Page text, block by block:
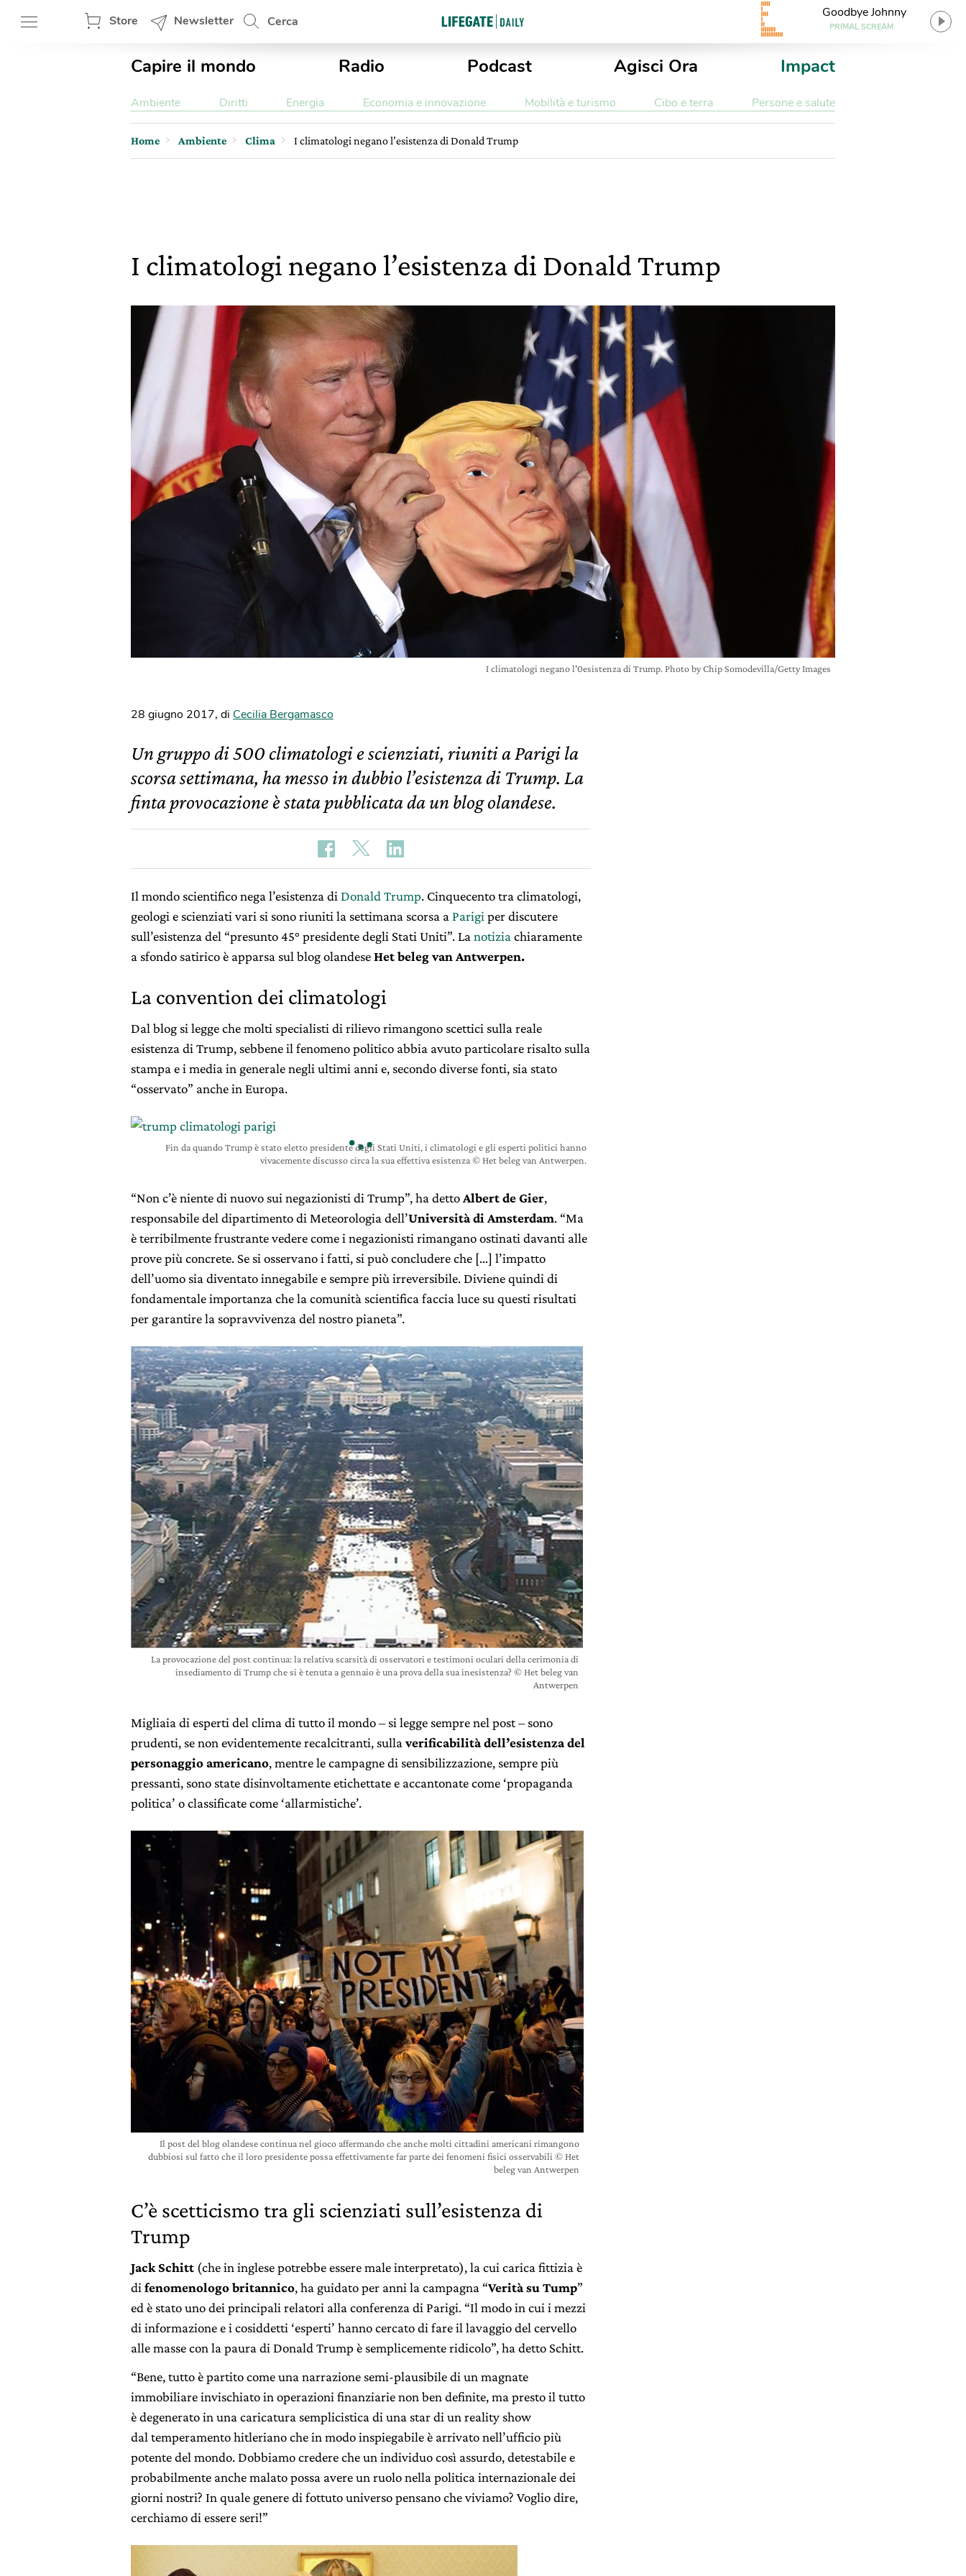
Store Newsletter Cerca
Goodbye Johnny
PRIMAL SCREAM
Capire il mondo Radio Podcast Agisci Ora Impact
Ambiente Diritti Energia Economia e innovazione Mobilità e turismo Cibo e terra Persone e salute
Home Ambiente Clima I climatologi negano l’esistenza di Donald Trump
I climatologi negano l’esistenza di Donald Trump
I climatologi negano l'0esistenza di Trump. Photo by Chip Somodevilla/Getty Images
28 giugno 2017, di Cecilia Bergamasco
Un gruppo di 500 climatologi e scienziati, riuniti a Parigi la
scorsa settimana, ha messo in dubbio l’esistenza di Trump. La
finta provocazione è stata pubblicata da un blog olandese.
Il mondo scientifico nega l’esistenza di Donald Trump. Cinquecento tra climatologi,
geologi e scienziati vari si sono riuniti la settimana scorsa a Parigi per discutere
sull’esistenza del “presunto 45° presidente degli Stati Uniti”. La notizia chiaramente
a sfondo satirico è apparsa sul blog olandeseHet beleg van Antwerpen.
La convention dei climatologi
Dal blog si legge che molti specialisti di rilievo rimangono scettici sulla reale
esistenza di Trump, sebbene il fenomeno politico abbia avuto particolare risalto sulla
stampa e i media in generale negli ultimi anni e, secondo diverse fonti, sia stato
“osservato” anche in Europa.
Fin da quando Trump è stato eletto presidente degli Stati Uniti, i climatologi e gli esperti politici hanno
vivacemente discusso circa la sua effettiva esistenza © Het beleg van Antwerpen.
“Non c’è niente di nuovo sui negazionisti di Trump”, ha dettoAlbert de Gier,
responsabile del dipartimento di Meteorologia dell’Università di Amsterdam. “Ma
è terribilmente frustrante vedere come i negazionisti rimangano ostinati davanti alle
prove più concrete. Se si osservano i fatti, si può concludere che […] l’impatto
dell’uomo sia diventato innegabile e sempre più irreversibile. Diviene quindi di
fondamentale importanza che la comunità scientifica faccia luce su questi risultati
per garantire la sopravvivenza del nostro pianeta”.
La provocazione del post continua: la relativa scarsità di osservatori e testimoni oculari della cerimonia di
insediamento di Trump che si è tenuta a gennaio è una prova della sua inesistenza? © Het beleg van
Antwerpen
Migliaia di esperti del clima di tutto il mondo – si legge sempre nel post – sono
prudenti, se non evidentemente recalcitranti, sulla verificabilità dell’esistenza del
personaggio americano, mentre le campagne di sensibilizzazione, sempre più
pressanti, sono state disinvoltamente etichettate e accantonate come ‘propaganda
politica’ o classificate come ‘allarmistiche’.
Il post del blog olandese continua nel gioco affermando che anche molti cittadini americani rimangono
dubbiosi sul fatto che il loro presidente possa effettivamente far parte dei fenomeni fisici osservabili © Het
beleg van Antwerpen
C’è scetticismo tra gli scienziati sull’esistenza di
Trump
Jack Schitt (che in inglese potrebbe essere male interpretato), la cui carica fittizia è
di fenomenologobritannico,ha guidato per anni la campagna “Verità su Tump”
ed è stato uno dei principali relatori alla conferenza di Parigi. “Il modo in cui i mezzi
di informazione e i cosiddetti ‘esperti’ hanno cercato di fare il lavaggio del cervello
alle masse con la paura di Donald Trump è semplicemente ridicolo”, ha detto Schitt.
“Bene, tutto è partito come una narrazione semi-plausibile di un magnate
immobiliare invischiato in operazioni finanziarie non ben definite, ma presto il tutto
è degenerato in una caricatura semplicistica di una star di un reality show
dal temperamento hitleriano che in modo inspiegabile è arrivato nell’ufficio più
potente del mondo. Dobbiamo credere che un individuo così assurdo, detestabile e
probabilmente anche malato possa avere un ruolo nella politica internazionale dei
giorni nostri? In quale genere di fottuto universo pensano che viviamo? Voglio dire,
cerchiamo di essere seri!”